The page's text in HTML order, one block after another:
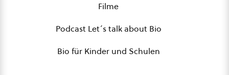
Filme
Podcast Let´s talk about Bio
Bio für Kinder und Schulen